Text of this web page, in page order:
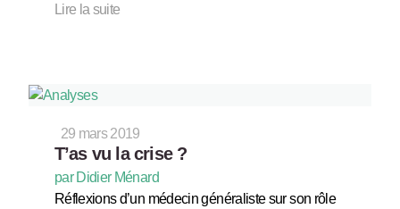
Lire la suite
29 mars 2019
T’as vu la crise ?
par Didier Ménard
Réflexions d’un médecin généraliste sur son rôle